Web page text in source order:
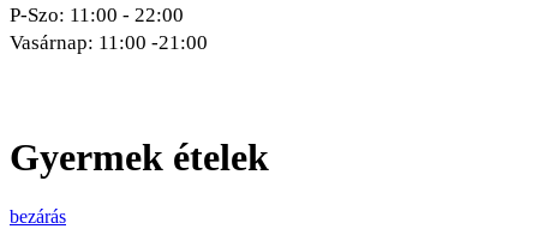
P-Szo: 11:00 - 22:00
Vasárnap: 11:00 -21:00
Gyermek ételek
bezárás